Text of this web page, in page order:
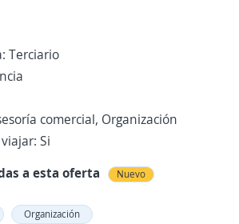
Terciario
comercial, Organización
Si
a esta oferta
Nuevo
Organización